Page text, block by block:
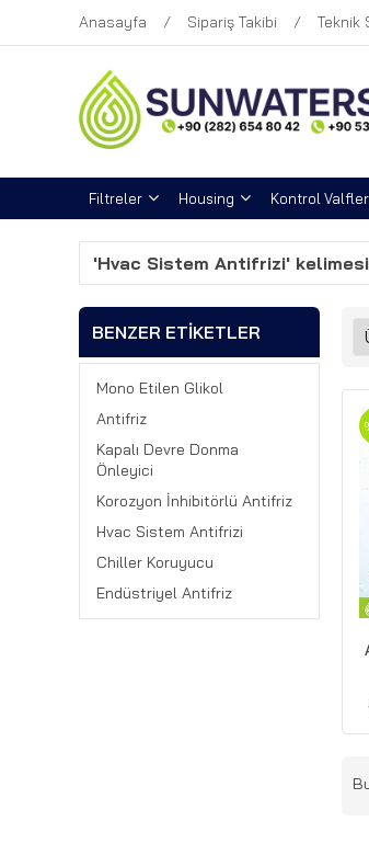
Anasayfa Sipariş Takibi Teknik
Filtreler Housing Kontrol
'Hvac Sistem Antifrizi'
BENZER ETIKETLER
Mono Etilen Glikol
Antifriz
Kapalı Devre Donma
Önleyici
Korozyon İnhibitörlü Antifriz
Hvac Sistem Antifrizi
Chiller Koruyucu
Endüstriyel Antifriz